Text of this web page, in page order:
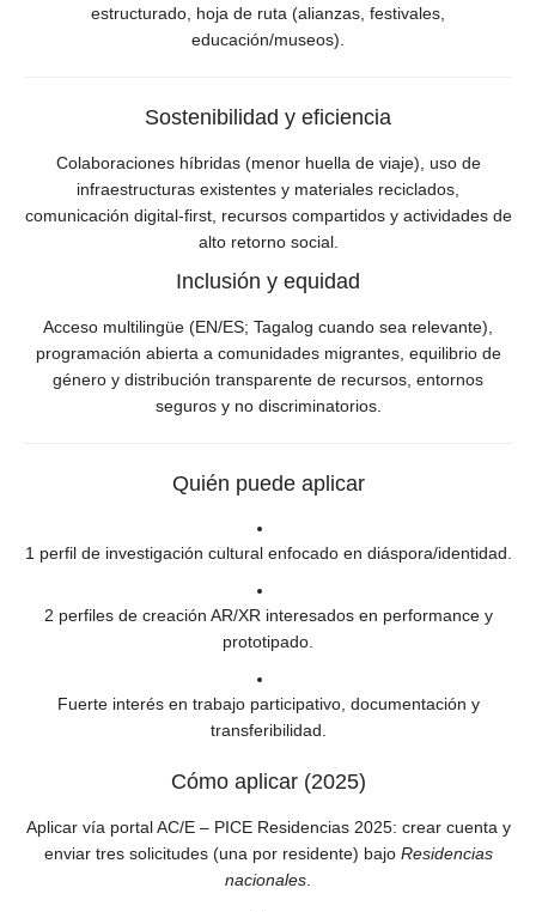
estructurado, hoja de ruta (alianzas, festivales,
educación/museos).
Sostenibilidad y eficiencia
Colaboraciones híbridas (menor huella de viaje), uso de
infraestructuras existentes y materiales reciclados,
comunicación digital-first, recursos compartidos y actividades de
alto retorno social.
Inclusión y equidad
Acceso multilingüe (EN/ES; Tagalog cuando sea relevante),
programación abierta a comunidades migrantes, equilibrio de
género y distribución transparente de recursos, entornos
seguros y no discriminatorios.
Quién puede aplicar
1 perfil de investigación cultural enfocado en diáspora/identidad.
2 perfiles de creación AR/XR interesados en performance y
prototipado.
Fuerte interés en trabajo participativo, documentación y
transferibilidad.
Cómo aplicar (2025)
Aplicar vía portal AC/E – PICE Residencias 2025: crear cuenta y
enviar tres solicitudes (una por residente) bajo Residencias
nacionales